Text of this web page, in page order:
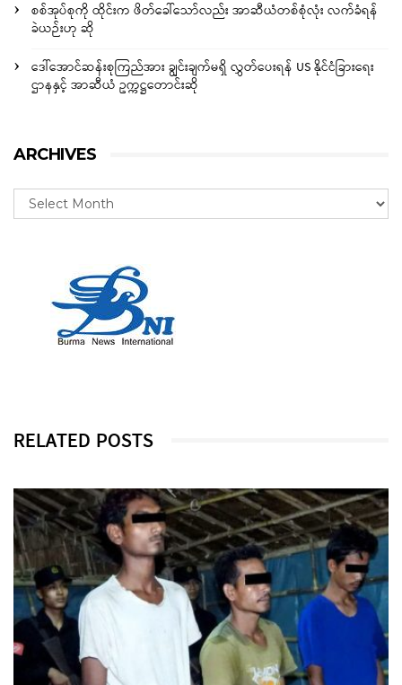
စစ်အုပ်စုကို ထိုင်းက ဖိတ်ခေါ်သော်လည်း အာဆီယံတစ်စုံလုံး လက်ခံရန်
ခဲယဉ်းဟု ဆို
ဒေါ်အောင်ဆန်းစုကြည်အား ချွင်းချက်မရှိ လွှတ်ပေးရန် US နိုင်ငံခြားရေး
ဌာနနှင့် အာဆီယံ ဥက္ကဋ္ဌတောင်းဆို
ARCHIVES
RELATED POSTS